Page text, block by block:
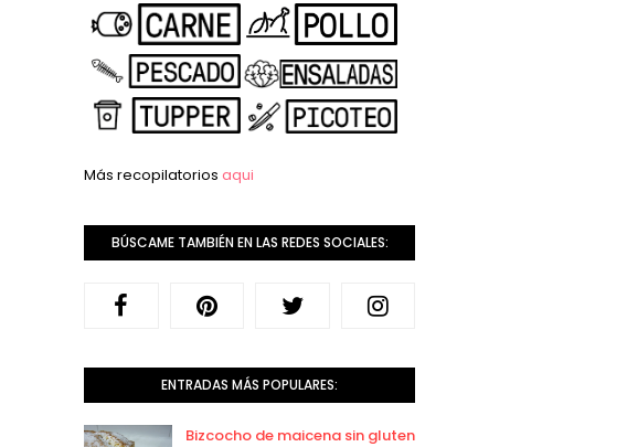
Más recopilatorios aqui
BÚSCAME TAMBIÉN EN LAS REDES SOCIALES:
ENTRADAS MÁS POPULARES:
Bizcocho de maicena sin gluten